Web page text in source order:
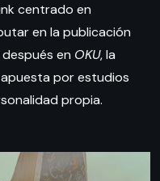
centrado en
en la publicación
en OKU, la
por estudios
propia.